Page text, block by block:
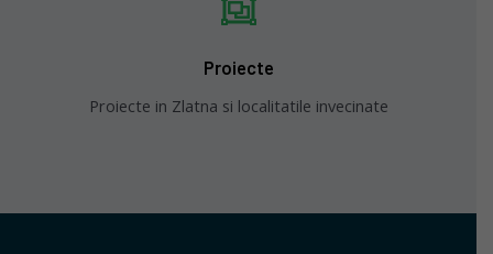
Proiecte
Proiecte in Zlatna si localitatile invecinate